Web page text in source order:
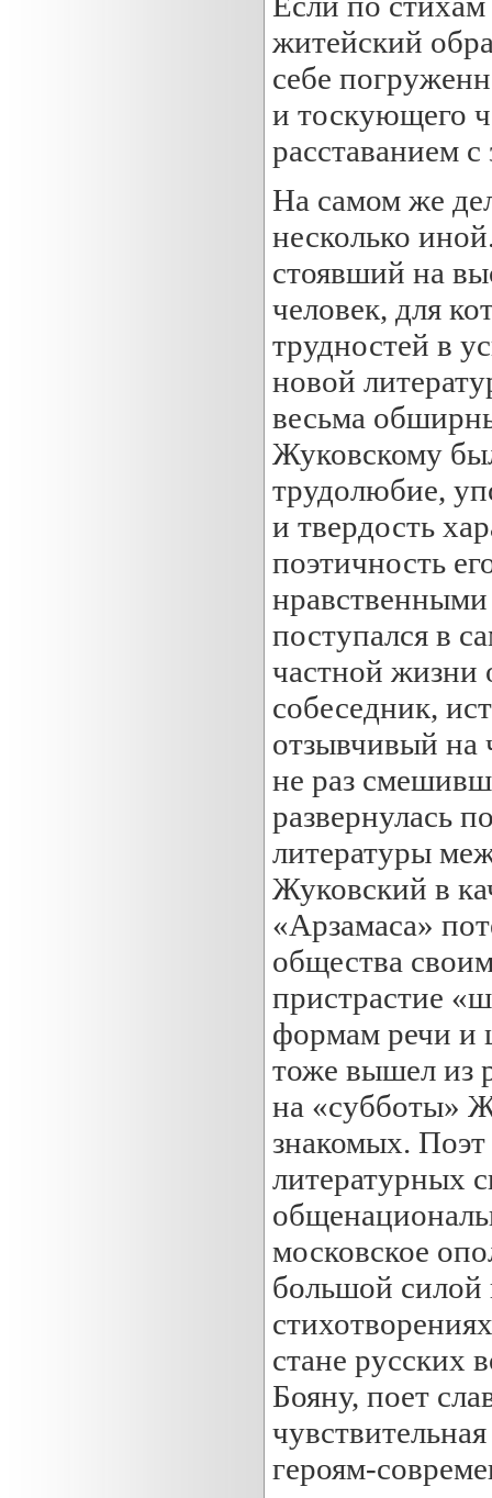
житейский
себе
и тоскующего
расставанием
На самом же
несколько
стоявший на
человек, для
трудностей в
новой
весьма
Жуковскому
трудолюбие,
и твердость
поэтичность
поступался в
частной жизни
собеседник,
отзывчивый на
не раз
развернулась
литературы
Жуковский в
«Арзамаса»
общества
пристрастие
формам речи и
тоже вышел из
на «субботы»
знакомых. Поэт
литературных
московское
большой
стане русских
Бояну, поет
героям-